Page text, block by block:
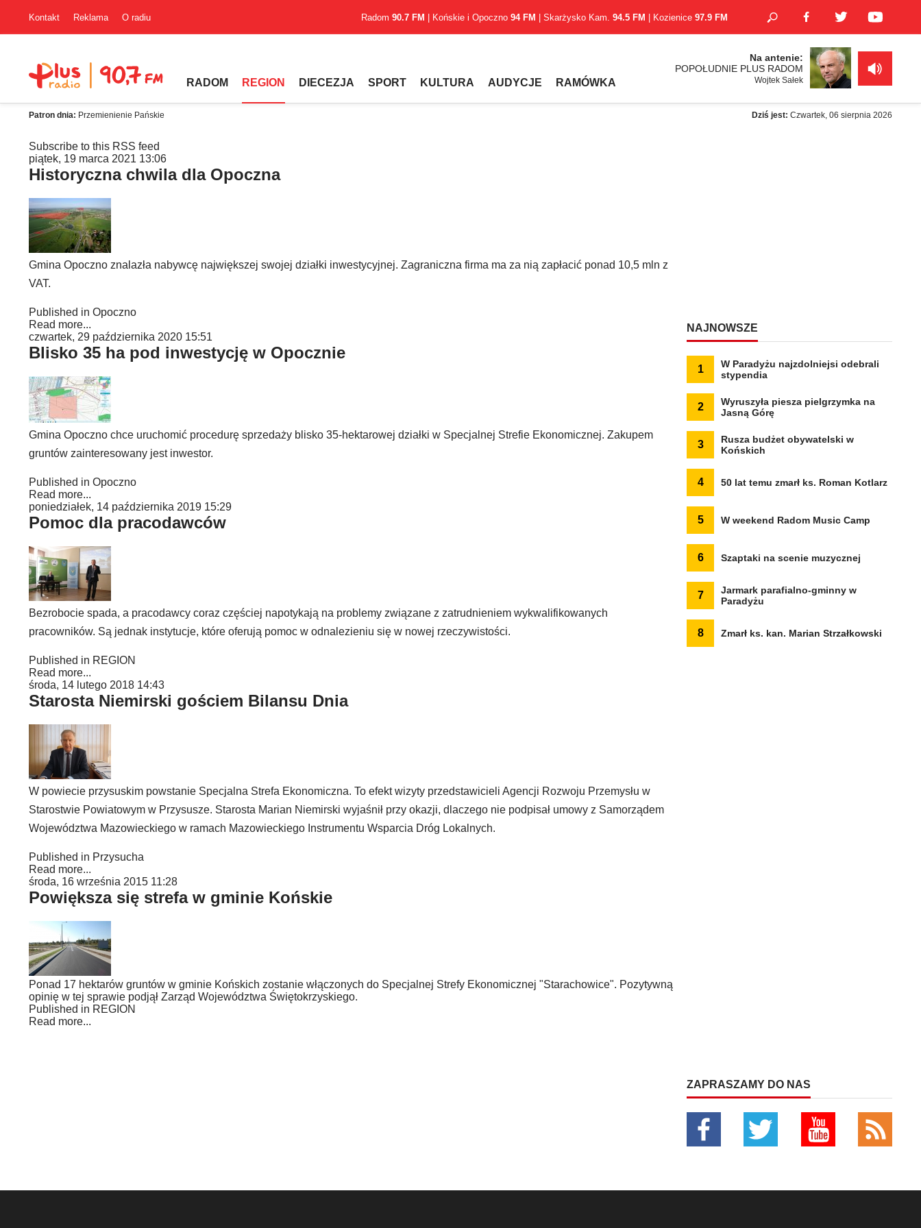
Kontakt Reklama O radiu Radom 90.7 FM | Końskie i Opoczno 94 FM | Skarżysko Kam. 94.5 FM | Kozienice 97.9 FM
RADOM REGION DIECEZJA SPORT KULTURA AUDYCJE RAMÓWKA
Na antenie:
POPOŁUDNIE PLUS RADOM
Wojtek Sałek
Patron dnia: Przemienienie Pańskie Dziś jest: Czwartek, 06 sierpnia 2026
Subscribe to this RSS feed
piątek, 19 marca 2021 13:06
Historyczna chwila dla Opoczna
Gmina Opoczno znalazła nabywcę największej swojej działki inwestycyjnej. Zagraniczna firma ma za nią zapłacić ponad 10,5 mln z
VAT.
Published in Opoczno
Read more...
czwartek, 29 października 2020 15:51
Blisko 35 ha pod inwestycję w Opocznie
Gmina Opoczno chce uruchomić procedurę sprzedaży blisko 35-hektarowej działki w Specjalnej Strefie Ekonomicznej. Zakupem
gruntów zainteresowany jest inwestor.
Published in Opoczno
Read more...
poniedziałek, 14 października 2019 15:29
Pomoc dla pracodawców
Bezrobocie spada, a pracodawcy coraz częściej napotykają na problemy związane z zatrudnieniem wykwalifikowanych
pracowników. Są jednak instytucje, które oferują pomoc w odnalezieniu się w nowej rzeczywistości.
Published in REGION
Read more...
środa, 14 lutego 2018 14:43
Starosta Niemirski gościem Bilansu Dnia
W powiecie przysuskim powstanie Specjalna Strefa Ekonomiczna. To efekt wizyty przedstawicieli Agencji Rozwoju Przemysłu w
Starostwie Powiatowym w Przysusze. Starosta Marian Niemirski wyjaśnił przy okazji, dlaczego nie podpisał umowy z Samorządem
Województwa Mazowieckiego w ramach Mazowieckiego Instrumentu Wsparcia Dróg Lokalnych.
Published in Przysucha
Read more...
środa, 16 września 2015 11:28
Powiększa się strefa w gminie Końskie
Ponad 17 hektarów gruntów w gminie Końskich zostanie włączonych do Specjalnej Strefy Ekonomicznej "Starachowice". Pozytywną
opinię w tej sprawie podjął Zarząd Województwa Świętokrzyskiego.
Published in REGION
Read more...
NAJNOWSZE
1
W Paradyżu najzdolniejsi odebrali
stypendia
2
Wyruszyła piesza pielgrzymka na
Jasną Górę
3
Rusza budżet obywatelski w
Końskich
4 50 lat temu zmarł ks. Roman Kotlarz
5 W weekend Radom Music Camp
6 Szaptaki na scenie muzycznej
7
Jarmark parafialno-gminny w
Paradyżu
8 Zmarł ks. kan. Marian Strzałkowski
ZAPRASZAMY DO NAS